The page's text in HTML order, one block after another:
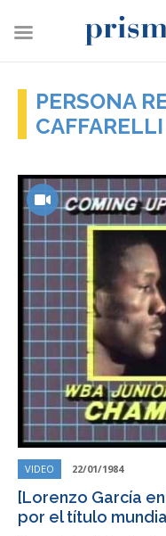
PERSONA
CAFFARELLI
VIDEO 22/01/1984
[Lorenzo García
por el título